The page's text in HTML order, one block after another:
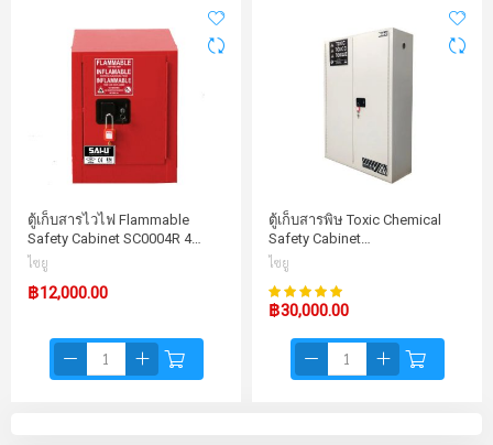
ตู้เก็บสารไวไฟ Flammable
Safety Cabinet SC0004R 4…
ไซยู
฿12,000.00
ตู้เก็บสารพิษ Toxic Chemical
Safety Cabinet…
ไซยู
คะแนน:
฿30,000.00